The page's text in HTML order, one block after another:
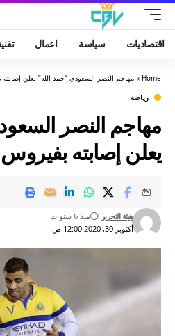
اقتصاديات سياسة اعمال
Home
» مهاجم النصر السعودي “حمد الله” يعلن
رياضة
مهاجم النصر
يعلن إصابته بفيروس
أكتوبر 30, 2020 12:00 ص
هيئة التحرير منذ 6 سنوات